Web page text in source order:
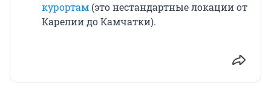
курортам (это нестандартные локации от
Карелии до Камчатки).